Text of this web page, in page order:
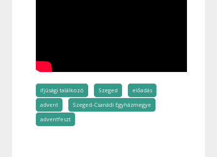
ifjúsági találkozó Szeged
előadás
advent
Szeged-Csanádi Egyházmegye
adventfeszt